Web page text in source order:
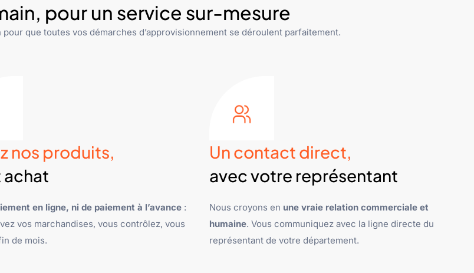
pour un service sur-mesure
que toutes vos démarches d’approvisionnement se déroulent parfaitement.
nos produits,
achat
en ligne, ni de paiement à l’avance:
vos marchandises, vous contrôlez, vous
de mois.
Un contact direct,
avec votre représentant
Nous croyons en une vraie relation commerciale et
humaine. Vous communiquez avec la ligne directe du
représentant de votre département.